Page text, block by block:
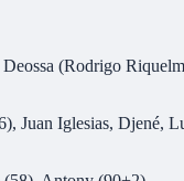
(Rodrigo
Juan Iglesias,